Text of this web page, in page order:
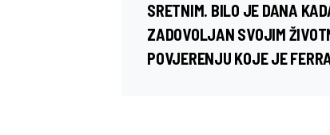
SRETNIM. BILO JE DANA
ZADOVOLJAN SVOJIM
POVJERENJU KOJE JE